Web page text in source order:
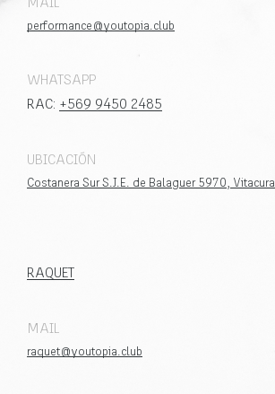
MAIL
performance@youtopia.club
WHATSAPP
RAC: +569 9450 2485
UBICACIÓN
Costanera Sur S.J.E. de Balaguer 5970, Vitacura
RAQUET
MAIL
raquet@youtopia.club